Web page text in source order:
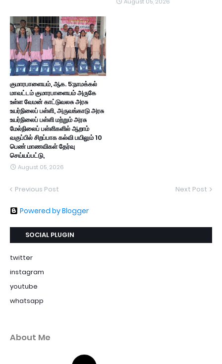
குமாரபாளையம், ஆக. 5:நாமக்கல்
மாவட்டம் குமாரபாளையம் அருகே
உள்ள வேமன் காட்டுவலசு அரசு
உயர்நிலைப் பள்ளி, அருவங்காடு அரசு
உயர்நிலைப் பள்ளி மற்றும் அரசு
மேல்நிலைப் பள்ளிகளில் ஆறாம்
வகுப்பில் சிறப்பாக கல்வி பயிலும் 10
பெண் மாணவிகள் தேர்வு
செய்யப்பட்டு,
August 05, 2026
Previous Post Next Post
Powered by Blogger
SOCIAL PLUGIN
twitter
instagram
youtube
whatsapp
About Me